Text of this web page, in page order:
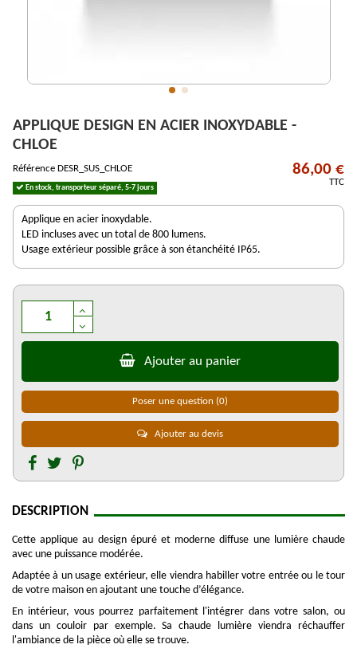
APPLIQUE DESIGN EN ACIER INOXYDABLE -
CHLOE
Référence DESR_SUS_CHLOE
En stock, transporteur séparé, 5-7 jours
86,00 €
TTC
Applique en acier inoxydable.
LED incluses avec un total de 800 lumens.
Usage extérieur possible grâce à son étanchéité IP65.
Ajouter au panier
Poser une question (0)
Ajouter au devis
DESCRIPTION
Cette applique au design épuré et moderne diffuse une lumière chaude
avec une puissance modérée.
Adaptée à un usage extérieur, elle viendra habiller votre entrée ou le tour
de votre maison en ajoutant une touche d’élégance.
En intérieur, vous pourrez parfaitement l'intégrer dans votre salon, ou
dans un couloir par exemple. Sa chaude lumière viendra réchauffer
l'ambiance de la pièce où elle se trouve.